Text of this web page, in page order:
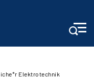
Elektrotechnik